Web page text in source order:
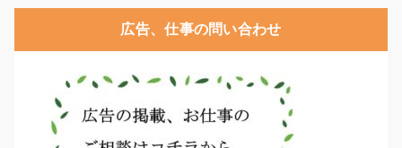
広告、仕事の問い合わせ